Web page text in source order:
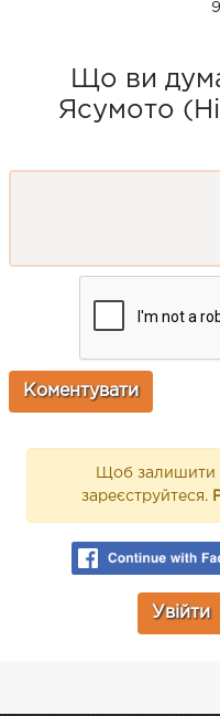
Що ви
Ясумото
Щоб залишити
зареєструйтеся.
Увійти